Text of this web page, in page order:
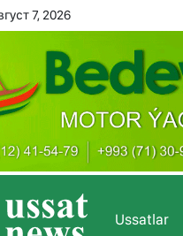
7, 2026
Ussatlar